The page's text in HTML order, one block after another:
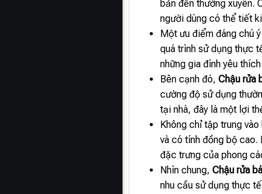
bản đến thường xuyên.
người dùng có thể tiết
Một ưu điểm đáng chú
quá trình sử dụng thực
những gia đình yêu
Bên cạnh đó,Chậu rửa
cường độ sử dụng
tại nhà, đây là một lợi
Không chỉ tập trung
và có tính đồng bộ cao.
đặc trưng của phong
Nhìn chung,Chậu rửa
nhu cầu sử dụng thực